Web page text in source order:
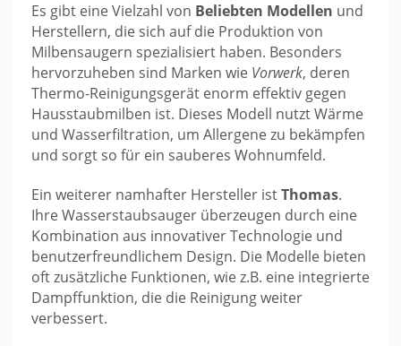
Es gibt eine Vielzahl von Beliebten Modellen und
Herstellern, die sich auf die Produktion von
Milbensaugern spezialisiert haben. Besonders
hervorzuheben sind Marken wie Vorwerk, deren
Thermo-Reinigungsgerät enorm effektiv gegen
Hausstaubmilben ist. Dieses Modell nutzt Wärme
und Wasserfiltration, um Allergene zu bekämpfen
und sorgt so für ein sauberes Wohnumfeld.
Ein weiterer namhafter Hersteller istThomas.
Ihre Wasserstaubsauger überzeugen durch eine
Kombination aus innovativer Technologie und
benutzerfreundlichem Design. Die Modelle bieten
oft zusätzliche Funktionen, wie z.B. eine integrierte
Dampffunktion, die die Reinigung weiter
verbessert.